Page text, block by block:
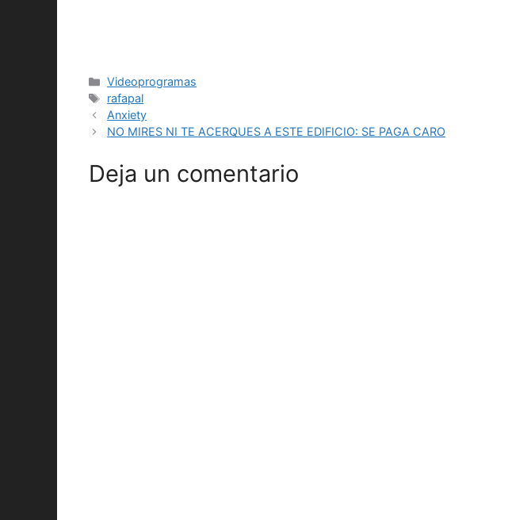
Categorías
Videoprogramas
Etiquetas
rafapal
Anxiety
NO MIRES NI TE ACERQUES A ESTE EDIFICIO: SE PAGA CARO
Deja un comentario